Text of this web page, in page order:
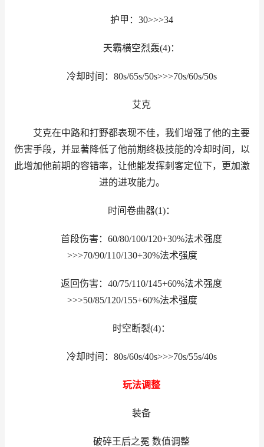
护甲：30>>>34
天霸横空烈轰(4)：
冷却时间：80s/65s/50s>>>70s/60s/50s
艾克
艾克在中路和打野都表现不佳，我们增强了他的主要
伤害手段，并显著降低了他前期终极技能的冷却时间，以
此增加他前期的容错率，让他能发挥刺客定位下，更加激
进的进攻能力。
时间卷曲器(1)：
首段伤害：60/80/100/120+30%法术强度
>>>70/90/110/130+30%法术强度
返回伤害：40/75/110/145+60%法术强度
>>>50/85/120/155+60%法术强度
时空断裂(4)：
冷却时间：80s/60s/40s>>>70s/55s/40s
玩法调整
装备
破碎王后之冕 数值调整